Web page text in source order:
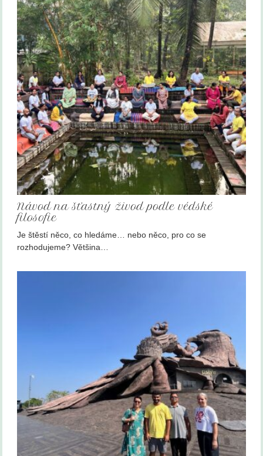
Návod na šťastný živod podle védské
filosofie
Je štěstí něco, co hledáme… nebo něco, pro co se
rozhodujeme? Většina…